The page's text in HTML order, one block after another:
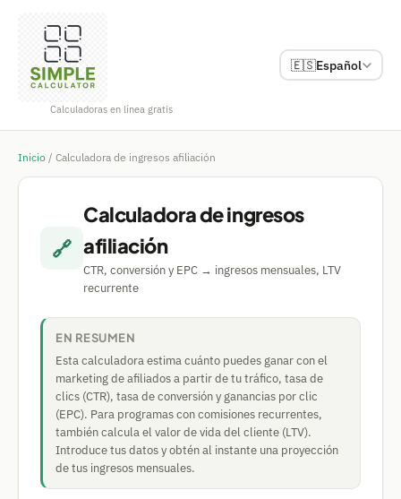
Calculadoras en línea gratis
🇪🇸Español
Inicio / Calculadora de ingresos afiliación
🔗
Calculadora de ingresos
afiliación
CTR, conversión y EPC → ingresos mensuales, LTV
recurrente
EN RESUMEN
Esta calculadora estima cuánto puedes ganar con el
marketing de afiliados a partir de tu tráfico, tasa de
clics (CTR), tasa de conversión y ganancias por clic
(EPC). Para programas con comisiones recurrentes,
también calcula el valor de vida del cliente (LTV).
Introduce tus datos y obtén al instante una proyección
de tus ingresos mensuales.